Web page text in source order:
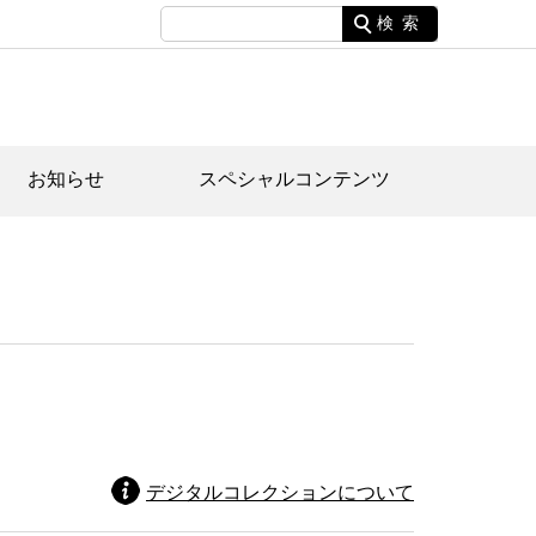
検索
お知らせ スペシャルコンテンツ
デジタルコレクションについて